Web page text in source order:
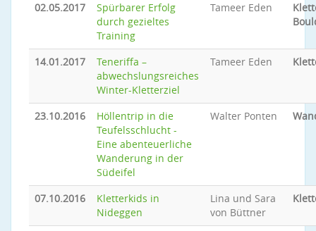
02.05.2017
Spürbarer Erfolg
durch gezieltes
Training
Tameer Eden
14.01.2017
Teneriffa –
abwechslungsreiches
Winter-Kletterziel
Tameer Eden
23.10.2016
Höllentrip in die
Teufelsschlucht -
Eine abenteuerliche
Wanderung in der
Südeifel
Walter Ponten
07.10.2016
Kletterkids in
Nideggen
Lina und Sara
von Büttner